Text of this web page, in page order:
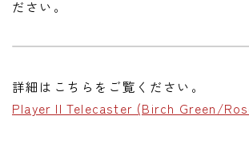
ださい。
詳細はこちらをご覧ください。
Player II Telecaster (Birch Green/